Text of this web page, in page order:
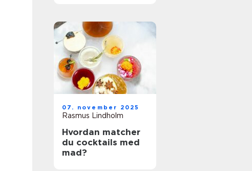
07. november 2025
Rasmus Lindholm
Hvordan matcher
du cocktails med
mad?